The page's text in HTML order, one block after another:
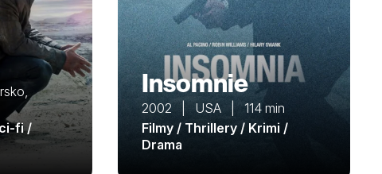
fi /
Insomnie
2002 | USA | 114 min
Filmy / Thrillery / Krimi /
Drama